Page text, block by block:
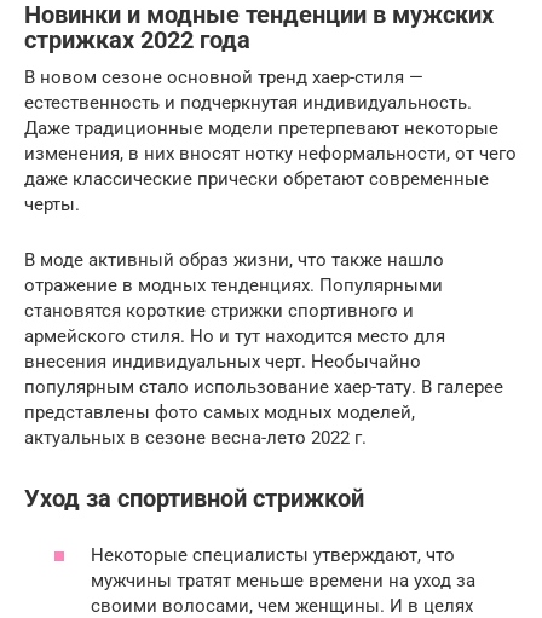
Новинки и модные тенденции в мужских
стрижках 2022 года
В новом сезоне основной тренд хаер-стиля —
естественность и подчеркнутая индивидуальность.
Даже традиционные модели претерпевают некоторые
изменения, в них вносят нотку неформальности, от чего
даже классические прически обретают современные
черты.
В моде активный образ жизни, что также нашло
отражение в модных тенденциях. Популярными
становятся короткие стрижки спортивного и
армейского стиля. Но и тут находится место для
внесения индивидуальных черт. Необычайно
популярным стало использование хаер-тату. В галерее
представлены фото самых модных моделей,
актуальных в сезоне весна-лето 2022 г.
Уход за спортивной стрижкой
Некоторые специалисты утверждают, что
мужчины тратят меньше времени на уход за
своими волосами, чем женщины. И в целях